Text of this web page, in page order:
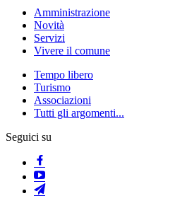
Amministrazione
Novità
Servizi
Vivere il comune
Tempo libero
Turismo
Associazioni
Tutti gli argomenti...
Seguici su